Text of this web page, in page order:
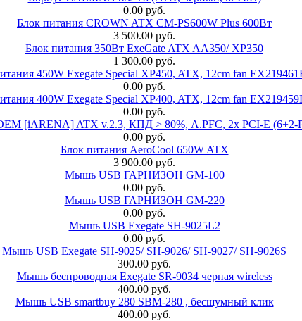
0.00 руб.
Блок питания CROWN ATX CM-PS600W Plus 600Вт
3 500.00 руб.
Блок питания 350Вт ExeGate ATX AA350/ XP350
1 300.00 руб.
450W Exegate Special XP450, ATX, 12cm fan
0.00 руб.
400W Exegate Special XP400, ATX, 12cm fan
0.00 руб.
[iARENA] ATX v.2.3, КПД > 80%, A.PFC, 2x PCI-E (6+2-
0.00 руб.
Блок питания AeroCool 650W ATX
3 900.00 руб.
Мышь USB ГАРНИЗОН GM-100
0.00 руб.
Мышь USB ГАРНИЗОН GM-220
0.00 руб.
Мышь USB Exegate SH-9025L2
0.00 руб.
Мышь USB Exegate SH-9025/ SH-9026/ SH-9027/ SH-9026S
300.00 руб.
Мышь беспроводная Exegate SR-9034 черная wireless
400.00 руб.
Мышь USB smartbuy 280 SBM-280 , бесшумный клик
400.00 руб.